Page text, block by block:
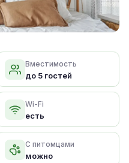
Вместимость
до 5 гостей
Wi-Fi
есть
С питомцами
можно